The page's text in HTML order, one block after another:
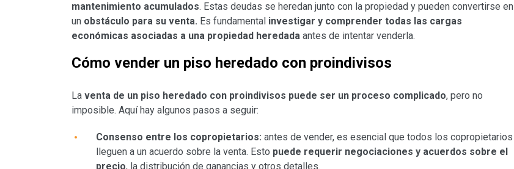
mantenimiento acumulados. Estas deudas se heredan junto con la propiedad y pueden convertirse en
un obstáculo para su venta. Es fundamental investigar y comprender todas las cargas
económicas asociadas a una propiedad heredada antes de intentar venderla.
Cómo vender un piso heredado con proindivisos
La venta de un piso heredado con proindivisos puede ser un proceso complicado, pero no
imposible. Aquí hay algunos pasos a seguir:
Consenso entre los copropietarios: antes de vender, es esencial que todos los copropietarios
lleguen a un acuerdo sobre la venta. Esto puede requerir negociaciones y acuerdos sobre el
precio, la distribución de ganancias y otros detalles.